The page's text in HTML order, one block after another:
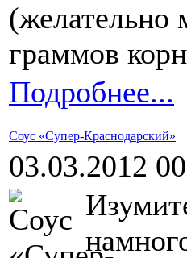
(желательно
граммов
Подробнее...
Соус «Супер-Краснодарский»
03.03.2012